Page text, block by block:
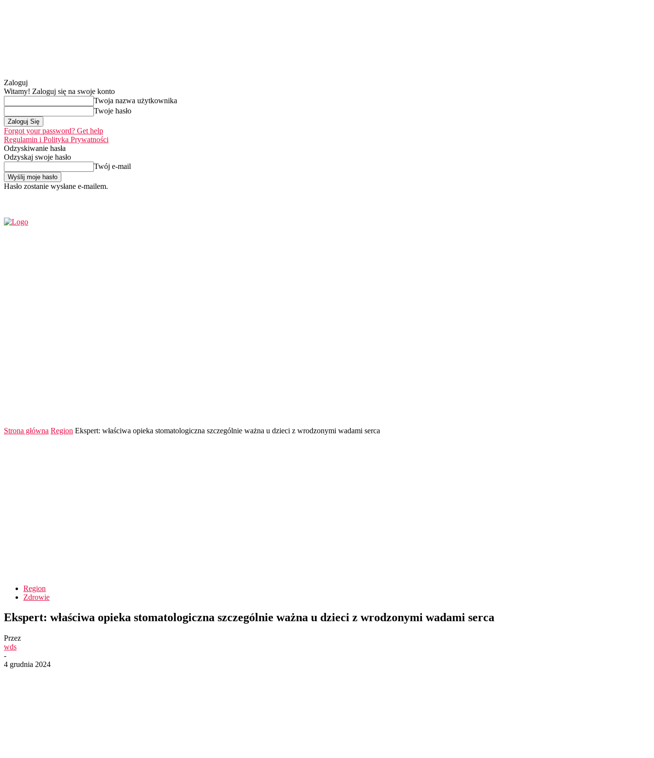
Zaloguj
Witamy! Zaloguj się na swoje konto
Twoja nazwa użytkownika
Twoje hasło
Forgot your password? Get help
Regulamin i Polityka Prywatności
Odzyskiwanie hasła
Odzyskaj swoje hasło
Twój e-mail
Hasło zostanie wysłane e-mailem.
Strona główna Region Ekspert: właściwa opieka stomatologiczna szczególnie ważna u dzieci z wrodzonymi wadami serca
Region
Zdrowie
Ekspert: właściwa opieka stomatologiczna szczególnie ważna u dzieci z wrodzonymi wadami serca
Przez
wds
-
4 grudnia 2024